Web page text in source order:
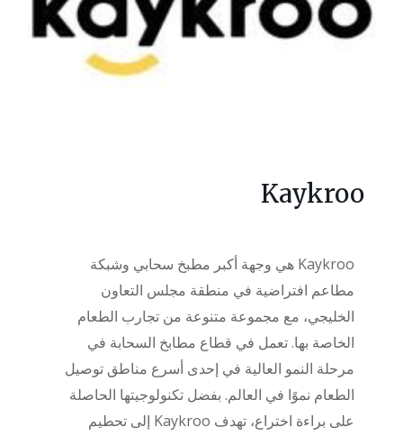
Kaykroo
Kaykroo هي وجهة أكبر مطبخ سحابي وشبكة
مطاعم افتراضية في منطقة مجلس التعاون
الخليجي، مع مجموعة متنوعة من تجارب الطعام
الخاصة بها. تعمل في قطاع مطابخ السحابة في
مرحلة النمو العالية في إحدى أسرع مناطق توصيل
الطعام نموًا في العالم. بفضل تكنولوجيتها الحاصلة
على براءة اختراع، تهدف Kaykroo إلى تحطيم